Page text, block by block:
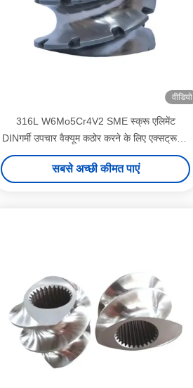
वीडियो
316L W6Mo5Cr4V2 SME स्क्रू एलिमेंट
DINगर्मी उपचार वैक्यूम कठोर करने के लिए एक्सट्रूज़न
मशीन पार्ट्स
सबसे अच्छी कीमत पाएं